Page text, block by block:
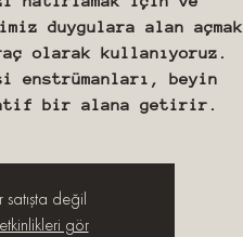
duygulara alan açmak
olarak kullanıyoruz.
enstrümanları, beyin
bir alana getirir.
satışta değil
gör